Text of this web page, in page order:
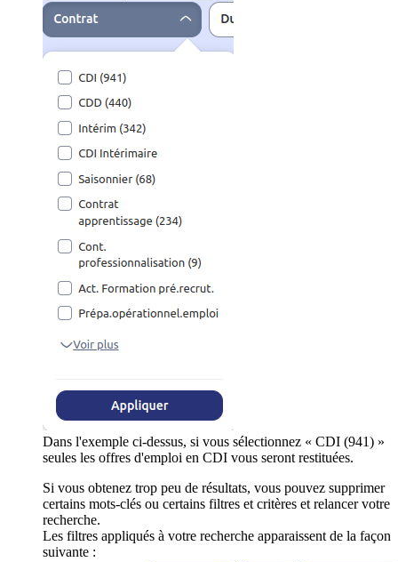
Dans l'exemple ci-dessus, si vous sélectionnez « CDI (941) »
seules les offres d'emploi en CDI vous seront restituées.
Si vous obtenez trop peu de résultats, vous pouvez supprimer
certains mots-clés ou certains filtres et critères et relancer votre
recherche.
Les filtres appliqués à votre recherche apparaissent de la façon
suivante :